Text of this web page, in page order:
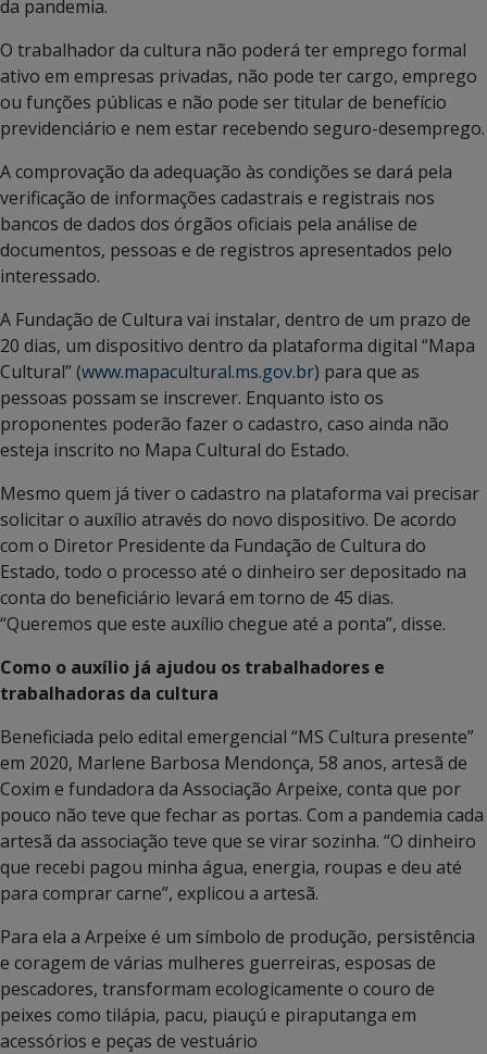
da pandemia.
O trabalhador da cultura não poderá ter emprego formal
ativo em empresas privadas, não pode ter cargo, emprego
ou funções públicas e não pode ser titular de benefício
previdenciário e nem estar recebendo seguro-desemprego.
A comprovação da adequação às condições se dará pela
verificação de informações cadastrais e registrais nos
bancos de dados dos órgãos oficiais pela análise de
documentos, pessoas e de registros apresentados pelo
interessado.
A Fundação de Cultura vai instalar, dentro de um prazo de
20 dias, um dispositivo dentro da plataforma digital “Mapa
Cultural” (www.mapacultural.ms.gov.br) para que as
pessoas possam se inscrever. Enquanto isto os
proponentes poderão fazer o cadastro, caso ainda não
esteja inscrito no Mapa Cultural do Estado.
Mesmo quem já tiver o cadastro na plataforma vai precisar
solicitar o auxílio através do novo dispositivo. De acordo
com o Diretor Presidente da Fundação de Cultura do
Estado, todo o processo até o dinheiro ser depositado na
conta do beneficiário levará em torno de 45 dias.
“Queremos que este auxílio chegue até a ponta”, disse.
Como o auxílio já ajudou os trabalhadores e
trabalhadoras da cultura
Beneficiada pelo edital emergencial “MS Cultura presente”
em 2020, Marlene Barbosa Mendonça, 58 anos, artesã de
Coxim e fundadora da Associação Arpeixe, conta que por
pouco não teve que fechar as portas. Com a pandemia cada
artesã da associação teve que se virar sozinha. “O dinheiro
que recebi pagou minha água, energia, roupas e deu até
para comprar carne”, explicou a artesã.
Para ela a Arpeixe é um símbolo de produção, persistência
e coragem de várias mulheres guerreiras, esposas de
pescadores, transformam ecologicamente o couro de
peixes como tilápia, pacu, piauçú e piraputanga em
acessórios e peças de vestuário